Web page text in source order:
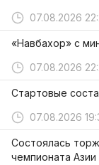
07.08.2026
«Навбахор» с
07.08.2026
Стартовые
07.08.2026
Состоялась
чемпионата